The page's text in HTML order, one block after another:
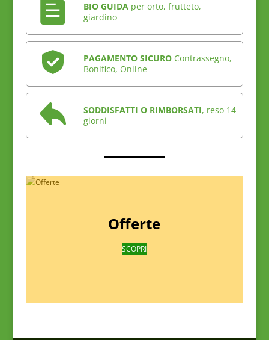
BIO GUIDAper orto, frutteto,
giardino
PAGAMENTO SICUROContrassegno,
Bonifico, Online
SODDISFATTI O RIMBORSATI, reso 14
giorni
Offerte
SCOPRI